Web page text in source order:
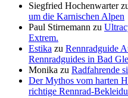
Siegfried Hochenwarter
um die Karnischen Alpen
Paul Stirnemann zu
Extrem.
Estika zu Rennradguide
Rennradguides in Bad
Monika zu Radfahrende
Der Mythos vom harten
richtige Rennrad-